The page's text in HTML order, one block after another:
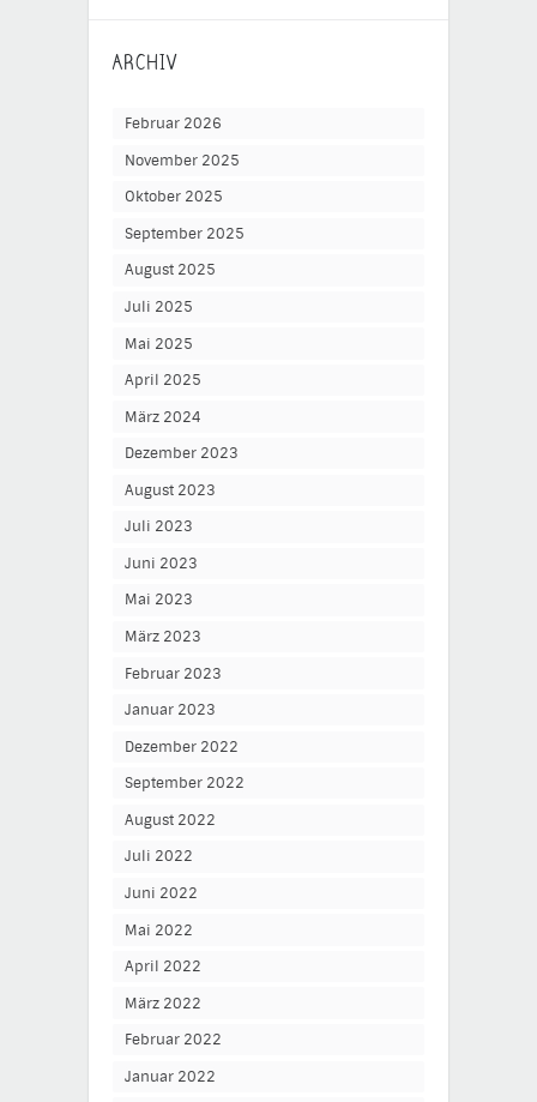
ARCHIV
Februar 2026
November 2025
Oktober 2025
September 2025
August 2025
Juli 2025
Mai 2025
April 2025
März 2024
Dezember 2023
August 2023
Juli 2023
Juni 2023
Mai 2023
März 2023
Februar 2023
Januar 2023
Dezember 2022
September 2022
August 2022
Juli 2022
Juni 2022
Mai 2022
April 2022
März 2022
Februar 2022
Januar 2022